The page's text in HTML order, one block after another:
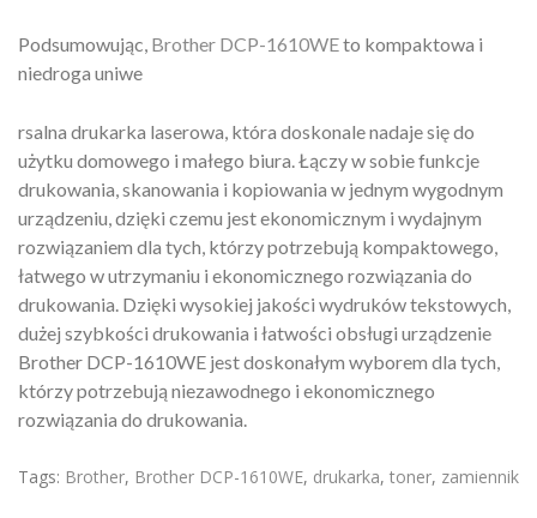
Podsumowując, Brother DCP-1610WEto kompaktowa i
niedroga uniwe
rsalna drukarka laserowa, która doskonale nadaje się do
użytku domowego i małego biura. Łączy w sobie funkcje
drukowania, skanowania i kopiowania w jednym wygodnym
urządzeniu, dzięki czemu jest ekonomicznym i wydajnym
rozwiązaniem dla tych, którzy potrzebują kompaktowego,
łatwego w utrzymaniu i ekonomicznego rozwiązania do
drukowania. Dzięki wysokiej jakości wydruków tekstowych,
dużej szybkości drukowania i łatwości obsługi urządzenie
Brother DCP-1610WE jest doskonałym wyborem dla tych,
którzy potrzebują niezawodnego i ekonomicznego
rozwiązania do drukowania.
Tags: Brother, Brother DCP-1610WE, drukarka, toner, zamiennik